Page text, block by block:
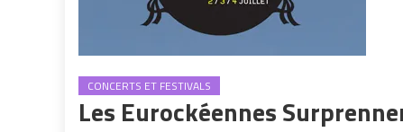
CONCERTS ET FESTIVALS
Les Eurockéennes